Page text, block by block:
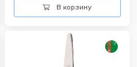
В корзину